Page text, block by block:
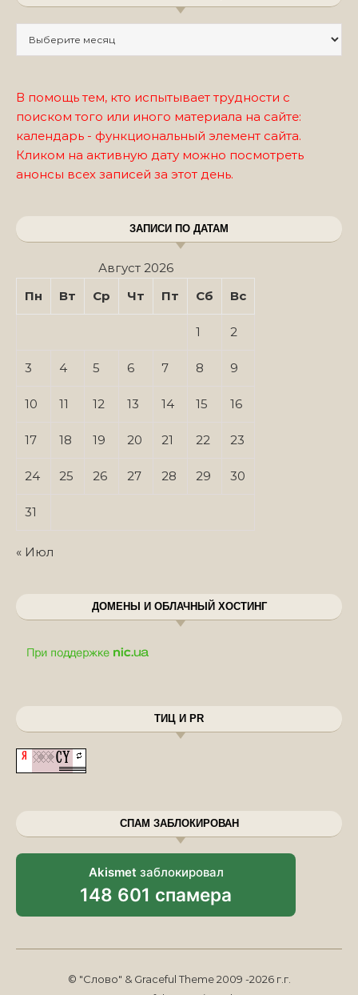
В помощь тем, кто испытывает трудности с
поиском того или иного материала на сайте:
календарь - функциональный элемент сайта.
Кликом на активную дату можно посмотреть
анонсы всех записей за этот день.
ЗАПИСИ ПО ДАТАМ
Август 2026
Пн
Вт Ср Чт Пт Сб Вс
1 2
3 4 5 6 7 8 9
10 11 12 13 14 15 16
17 18 19 20 21 22 23
24 25 26 27 28 29 30
31
« Июл
ДОМЕНЫ И ОБЛАЧНЫЙ ХОСТИНГ
ТИЦ И PR
СПАМ ЗАБЛОКИРОВАН
Akismet заблокировал
148 601 спамера
© "Слово" & Graceful Theme 2009 -2026 г.г.